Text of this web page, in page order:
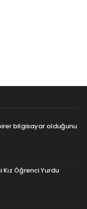
bilgisayar olduğunu
Öğrenci Yurdu